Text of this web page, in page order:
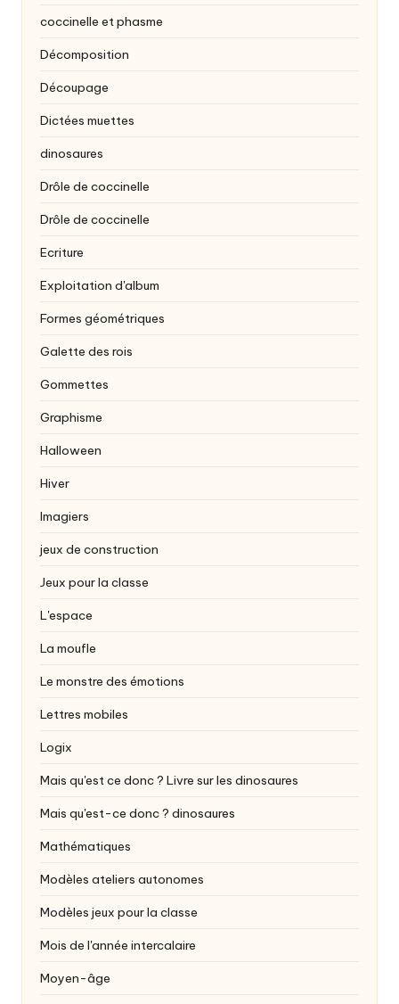
coccinelle et phasme
Décomposition
Découpage
Dictées muettes
dinosaures
Drôle de coccinelle
Drôle de coccinelle
Ecriture
Exploitation d'album
Formes géométriques
Galette des rois
Gommettes
Graphisme
Halloween
Hiver
Imagiers
jeux de construction
Jeux pour la classe
L'espace
La moufle
Le monstre des émotions
Lettres mobiles
Logix
Mais qu'est ce donc ? Livre sur les dinosaures
Mais qu'est-ce donc ? dinosaures
Mathématiques
Modèles ateliers autonomes
Modèles jeux pour la classe
Mois de l'année intercalaire
Moyen-âge